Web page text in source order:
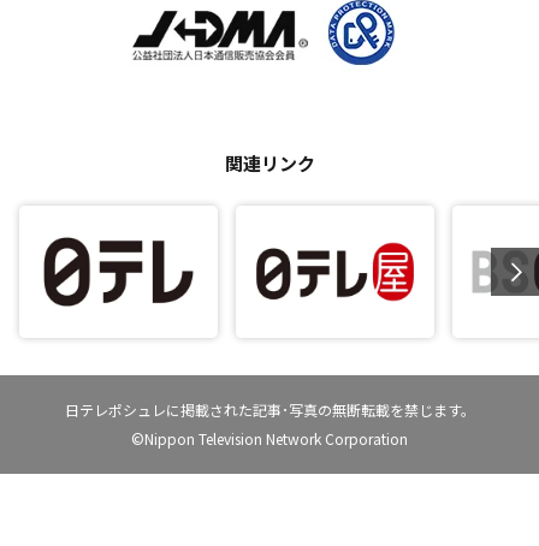
関連リンク
日テレポシュレに掲載された記事･写真の無断転載を禁じます。
©Nippon Television Network Corporation